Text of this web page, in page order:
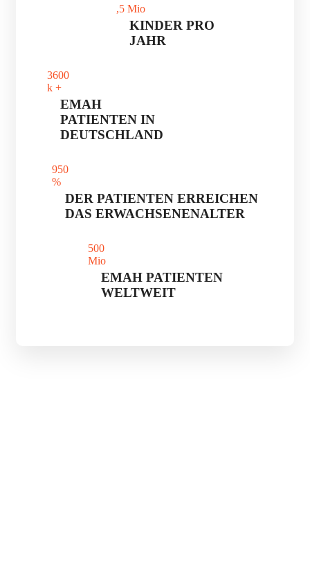
,5 Mio
KINDER PRO
JAHR
3600
k +
EMAH
PATIENTEN IN
DEUTSCHLAND
950
%
DER PATIENTEN ERREICHEN
DAS ERWACHSENENALTER
500
Mio
EMAH PATIENTEN
WELTWEIT